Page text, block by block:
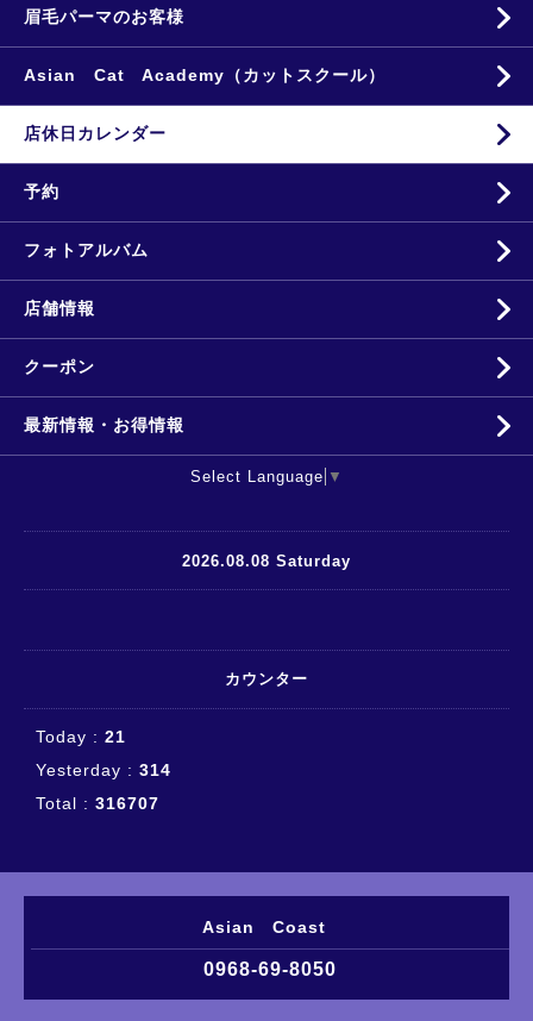
眉毛パーマのお客様
Asian Cat Academy（カットスクール）
店休日カレンダー
予約
フォトアルバム
店舗情報
クーポン
最新情報・お得情報
Select Language ▼
2026.08.08 Saturday
カウンター
Today : 21
Yesterday : 314
Total : 316707
Asian Coast
0968-69-8050